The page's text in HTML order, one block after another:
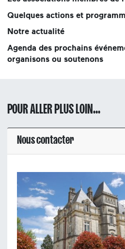
Quelques actions et
Notre actualité
Agenda des prochains
organisons ou soutenons
POUR ALLER PLUS LOIN...
Nous contacter